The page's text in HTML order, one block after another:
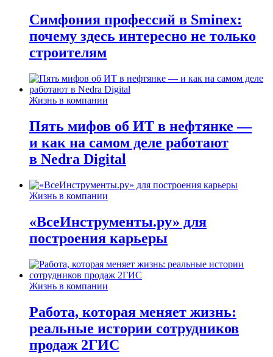
Симфония профессий в Sminex:
почему здесь интересно не только
строителям
Жизнь в компании
Пять мифов об ИТ в нефтянке —
и как на самом деле работают
в Nedra Digital
Жизнь в компании
«ВсеИнструменты.ру» для
построения карьеры
Жизнь в компании
Работа, которая меняет жизнь:
реальные истории сотрудников
продаж 2ГИС